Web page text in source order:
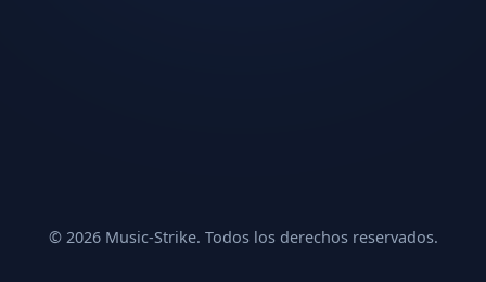
© 2026 Music-Strike. Todos los derechos reservados.